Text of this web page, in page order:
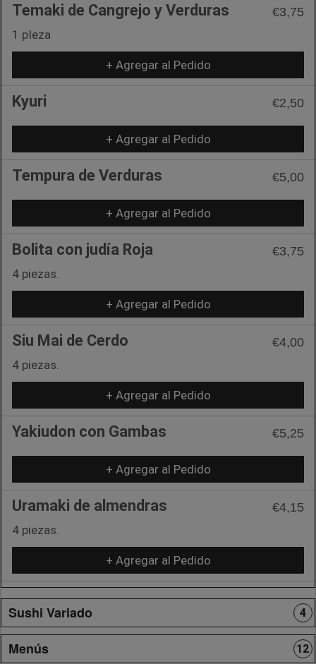
Temaki de Cangrejo y Verduras
€3,75
1 pIeza
+ Agregar al Pedido
Kyuri €2,50
+ Agregar al Pedido
Tempura de Verduras €5,00
+ Agregar al Pedido
Bolita con judía Roja
€3,75
4 piezas.
+ Agregar al Pedido
Siu Mai de Cerdo
€4,00
4 piezas.
+ Agregar al Pedido
Yakiudon con Gambas €5,25
+ Agregar al Pedido
Uramaki de almendras
€4,15
4 piezas.
+ Agregar al Pedido
Sushi Variado 4
Menús 12